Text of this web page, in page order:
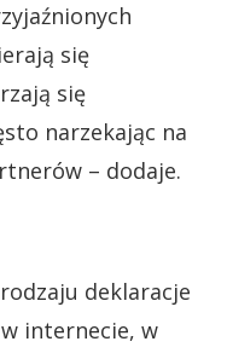
się
się
narzekając na
– dodaje.
deklaracje
internecie, w